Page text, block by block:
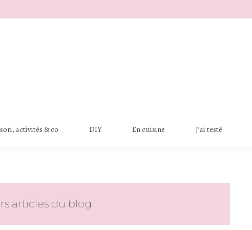
activités & co DIY En cuisine J’ai testé
articles du blog